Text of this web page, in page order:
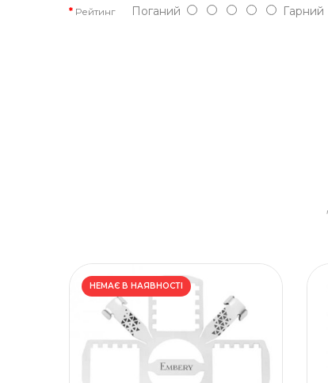
Рейтинг Поганий Гарний
НЕМАЄ В НАЯВНОСТІ